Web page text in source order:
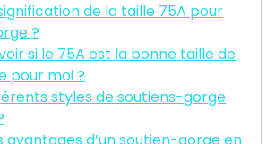
de la taille 75A pour
?
si le 75A est la bonne taille de
pour moi ?
styles de soutiens-gorge